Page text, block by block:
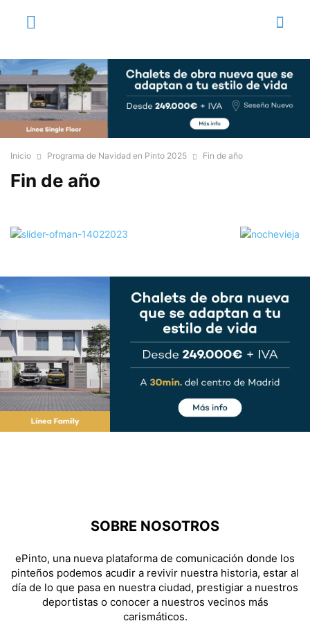
Inicio Programa de Navidad en Pinto 2025 Fin de año
Fin de año
SOBRE NOSOTROS
ePinto, una nueva plataforma de comunicación donde los
pinteños podemos acudir a revivir nuestra historia, estar al
día de lo que pasa en nuestra ciudad, prestigiar a nuestros
deportistas o conocer a nuestros vecinos más
carismáticos.